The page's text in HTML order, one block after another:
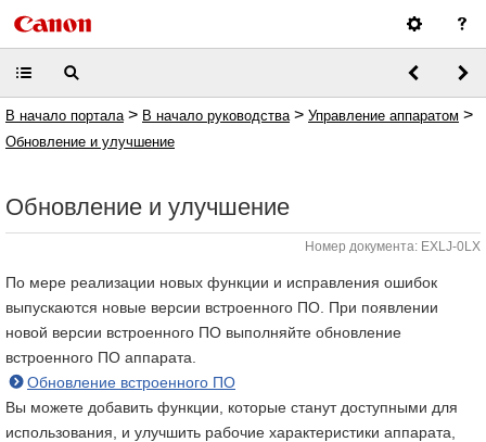
В начало портала > В начало руководства > Управление аппаратом >
Обновление и улучшение
Обновление и улучшение
Номер документа: EXLJ-0LX
По мере реализации новых функции и исправления ошибок
выпускаются новые версии встроенного ПО. При появлении
новой версии встроенного ПО выполняйте обновление
встроенного ПО аппарата.
Обновление встроенного ПО
Вы можете добавить функции, которые станут доступными для
использования, и улучшить рабочие характеристики аппарата,